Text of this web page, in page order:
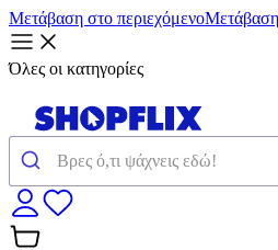
Μετάβαση στο περιεχόμενο
Όλες οι κατηγορίες